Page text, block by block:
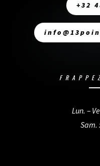
+32
Lun. –
Sam.